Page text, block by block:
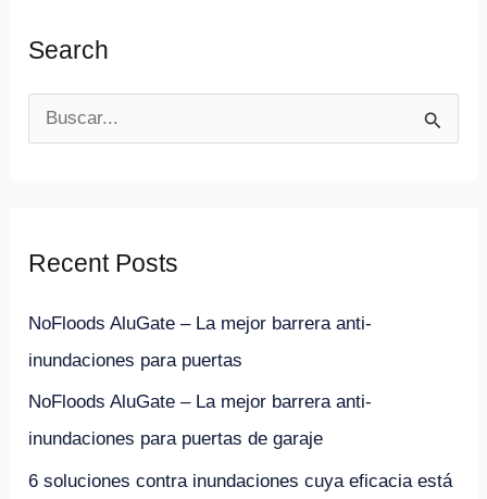
Search
a
Recent Posts
NoFloods AluGate – La mejor barrera anti-
inundaciones para puertas
NoFloods AluGate – La mejor barrera anti-
inundaciones para puertas de garaje
6 soluciones contra inundaciones cuya eficacia está